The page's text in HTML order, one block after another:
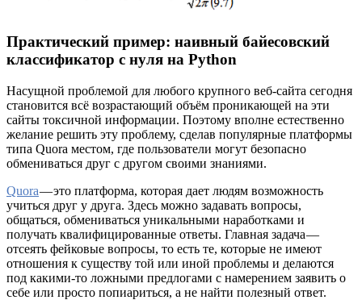
Практический пример: наивный байесовский
классификатор с нуля на Python
Насущной проблемой для любого крупного веб-сайта сегодня
становится всё возрастающий объём проникающей на эти
сайты токсичной информации. Поэтому вполне естественно
желание решить эту проблему, сделав популярные платформы
типа Quora местом, где пользователи могут безопасно
обмениваться друг с другом своими знаниями.
Quora— это платформа, которая дает людям возможность
учиться друг у друга. Здесь можно задавать вопросы,
общаться, обмениваться уникальными наработками и
получать квалифицированные ответы. Главная задача —
отсеять фейковые вопросы, то есть те, которые не имеют
отношения к существу той или иной проблемы и делаются
под какими-то ложными предлогами с намерением заявить о
себе или просто попиариться, а не найти полезный ответ.